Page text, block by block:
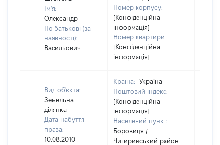
Ім'я:
Олександр
По батькові (за
наявності):
Васильович
Номер корпусу:
[Конфіденційна
інформація]
Номер квартири:
[Конфіденційна
інформація]
Вид об'єкта:
Земельна
ділянка
Дата набуття
права:
10.08.2010
Країна:
Україна
Поштовий індекс:
[Конфіденційна
інформація]
Населений пункт:
Боровиця /
Чигиринський район